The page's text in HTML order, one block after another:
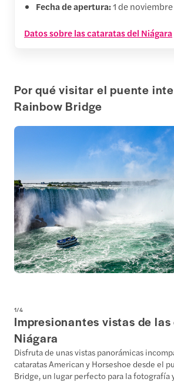
Fecha de apertura:1 de noviembre
Datos sobre las cataratas del Niágara
Por qué visitar el puente
Rainbow Bridge
1/4
Impresionantes vistas de
Niágara
Disfruta de unas vistas panorámicas
cataratas American y Horseshoe desde el
Bridge, un lugar perfecto para la fotografía